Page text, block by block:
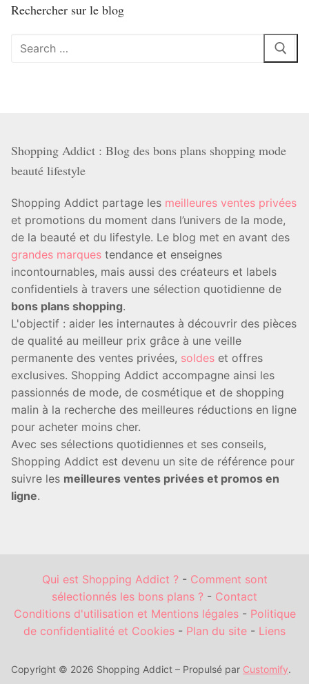
Rechercher sur le blog
Rechercher
Shopping Addict : Blog des bons plans shopping mode
beauté lifestyle
Shopping Addict partage les meilleures ventes privées
et promotions du moment dans l’univers de la mode,
de la beauté et du lifestyle. Le blog met en avant des
grandes marques tendance et enseignes
incontournables, mais aussi des créateurs et labels
confidentiels à travers une sélection quotidienne de
bons plans shopping.
L'objectif : aider les internautes à découvrir des pièces
de qualité au meilleur prix grâce à une veille
permanente des ventes privées, soldes et offres
exclusives. Shopping Addict accompagne ainsi les
passionnés de mode, de cosmétique et de shopping
malin à la recherche des meilleures réductions en ligne
pour acheter moins cher.
Avec ses sélections quotidiennes et ses conseils,
Shopping Addict est devenu un site de référence pour
suivre les meilleures ventes privées et promos en
ligne.
Qui est Shopping Addict ?- Comment sont
sélectionnés les bons plans ? - Contact
Conditions d'utilisation et Mentions légales- Politique
de confidentialité et Cookies - Plan du site - Liens
Copyright © 2026 Shopping Addict – Propulsé par Customify.